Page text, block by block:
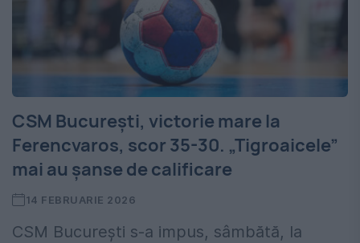
CSM București, victorie mare la
Ferencvaros, scor 35-30. „Tigroaicele”
mai au șanse de calificare
14 FEBRUARIE 2026
CSM București s-a impus, sâmbătă, la